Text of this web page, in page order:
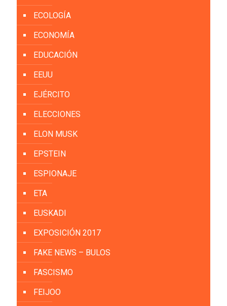
ECOLOGÍA
ECONOMÍA
EDUCACIÓN
EEUU
EJÉRCITO
ELECCIONES
ELON MUSK
EPSTEIN
ESPIONAJE
ETA
EUSKADI
EXPOSICIÓN 2017
FAKE NEWS – BULOS
FASCISMO
FEIJOO